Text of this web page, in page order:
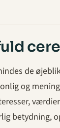
de
og
betydning,